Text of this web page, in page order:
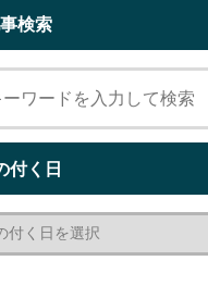
検索
付く日